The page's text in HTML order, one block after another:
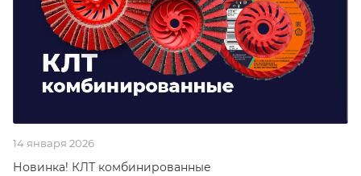
14 января 2026
Новинка! КЛТ комбинированные